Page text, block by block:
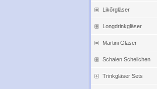
Likőrgläser
Longdrinkgläser
Martini Gläser
Schalen Schellchen
Trinkgläser Sets